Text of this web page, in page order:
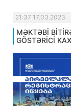
21:37 17.03.2023
MƏKTƏBİ
GÖSTƏRİCİ